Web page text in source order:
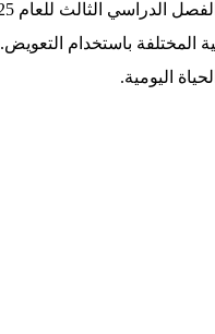
الثالث للعام 2025-2026.
المختلفة باستخدام التعويض.
اليومية.